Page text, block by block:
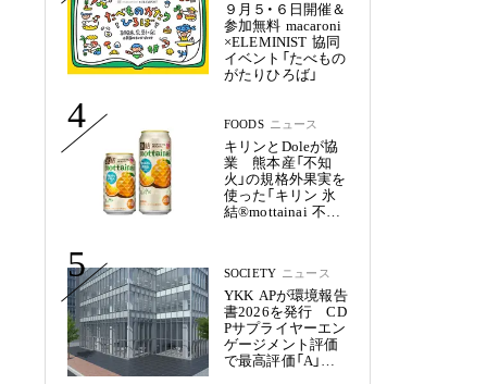
９月５・６日開催＆
参加無料 macaroni
×ELEMINIST 協同
イベント「たべもの
がたりひろば」
4 FOODS ニュース
キリンとDoleが協
業 熊本産「不知
火」の規格外果実を
使った「キリン 氷
結®mottainai 不知
5 SOCIETY ニュース
YKK APが環境報告
書2026を発行 CD
Pサプライヤーエン
ゲージメント評価
で最高評価「A」を